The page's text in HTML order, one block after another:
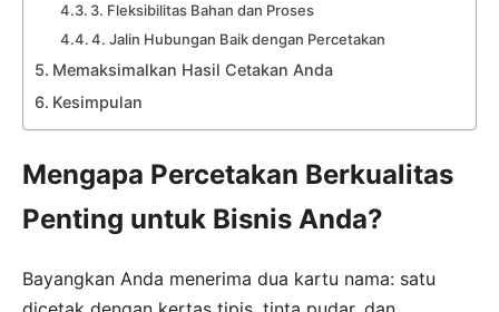
3. Fleksibilitas Bahan dan Proses
4. Jalin Hubungan Baik dengan Percetakan
Memaksimalkan Hasil Cetakan Anda
Kesimpulan
Mengapa Percetakan Berkualitas
Penting untuk Bisnis Anda?
Bayangkan Anda menerima dua kartu nama: satu